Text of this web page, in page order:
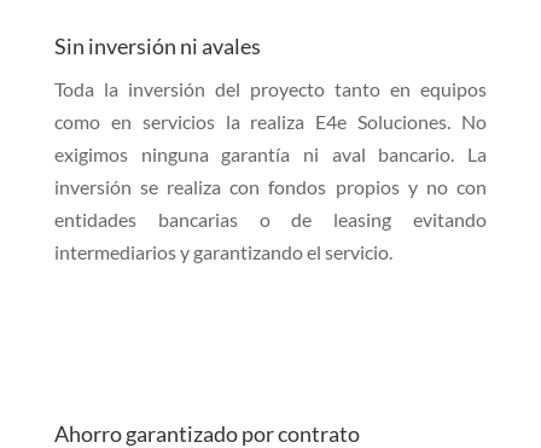
Sin inversión ni avales
Toda la inversión del proyecto tanto en equipos
como en servicios la realiza E4e Soluciones. No
exigimos ninguna garantía ni aval bancario. La
inversión se realiza con fondos propios y no con
entidades bancarias o de leasing evitando
intermediarios y garantizando el servicio.
Ahorro garantizado por contrato